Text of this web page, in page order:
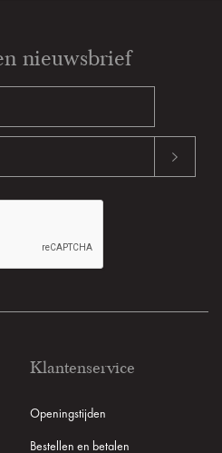
nieuwsbrief
Klantenservice
Openingstijden
Bestellen en betalen